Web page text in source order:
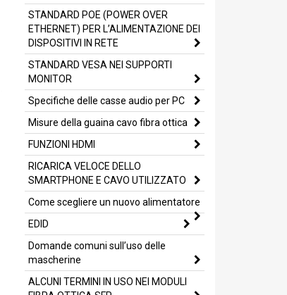
STANDARD POE (POWER OVER
ETHERNET) PER L’ALIMENTAZIONE DEI
DISPOSITIVI IN RETE
STANDARD VESA NEI SUPPORTI
MONITOR
Specifiche delle casse audio per PC
Misure della guaina cavo fibra ottica
FUNZIONI HDMI
RICARICA VELOCE DELLO
SMARTPHONE E CAVO UTILIZZATO
Come scegliere un nuovo alimentatore
EDID
Domande comuni sull’uso delle
mascherine
ALCUNI TERMINI IN USO NEI MODULI